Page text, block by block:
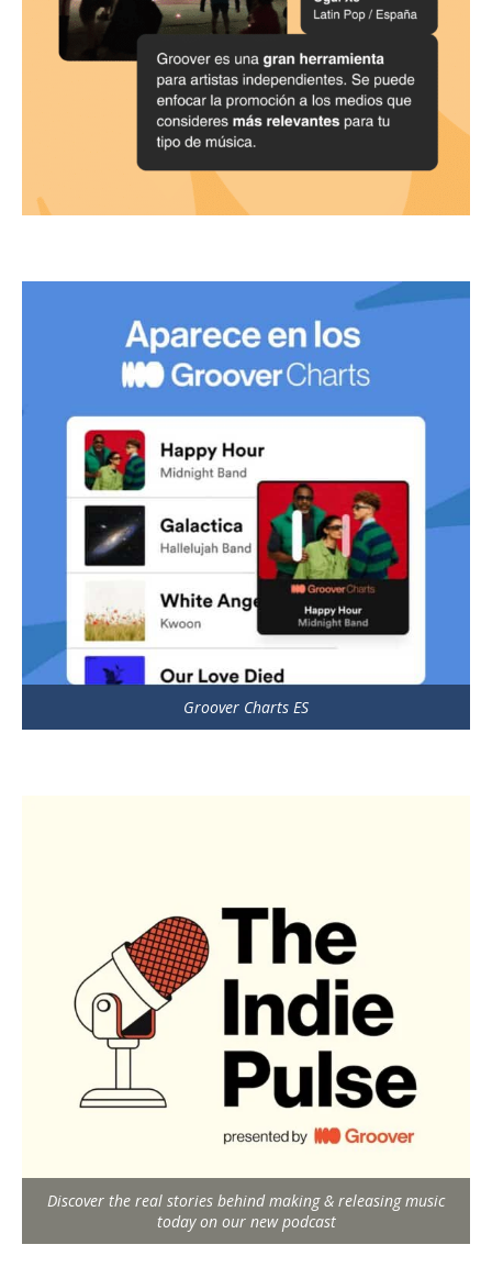
Groover Charts ES
Discover the real stories behind making & releasing music
today on our new podcast